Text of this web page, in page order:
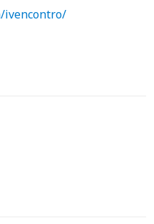
ivencontro/